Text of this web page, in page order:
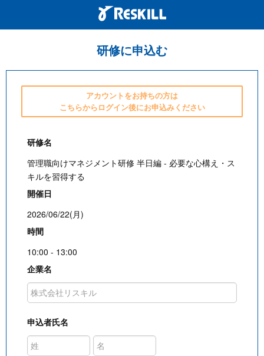
研修に申込む
アカウントをお持ちの方は
こちらからログイン後にお申込みください
研修名
管理職向けマネジメント研修 半日編 - 必要な心構え・ス
キルを習得する
開催日
2026/06/22(月)
時間
10:00 - 13:00
企業名
申込者氏名